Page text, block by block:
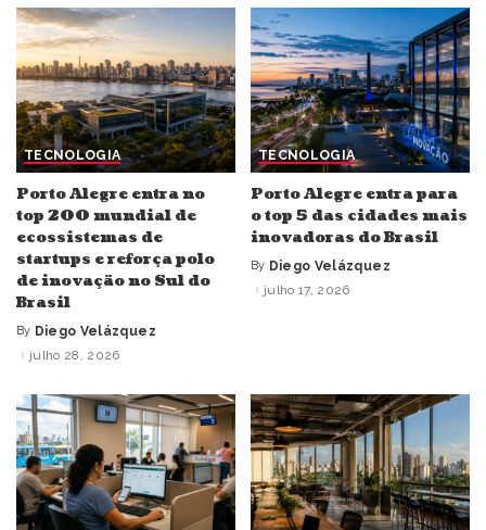
TECNOLOGIA
Porto Alegre entra no
top 200 mundial de
ecossistemas de
startups e reforça polo
de inovação no Sul do
Brasil
Posted
by
By Diego Velázquez
julho 28, 2026
TECNOLOGIA
Porto Alegre entra para
o top 5 das cidades mais
inovadoras do Brasil
Posted
by
By Diego Velázquez
julho 17, 2026